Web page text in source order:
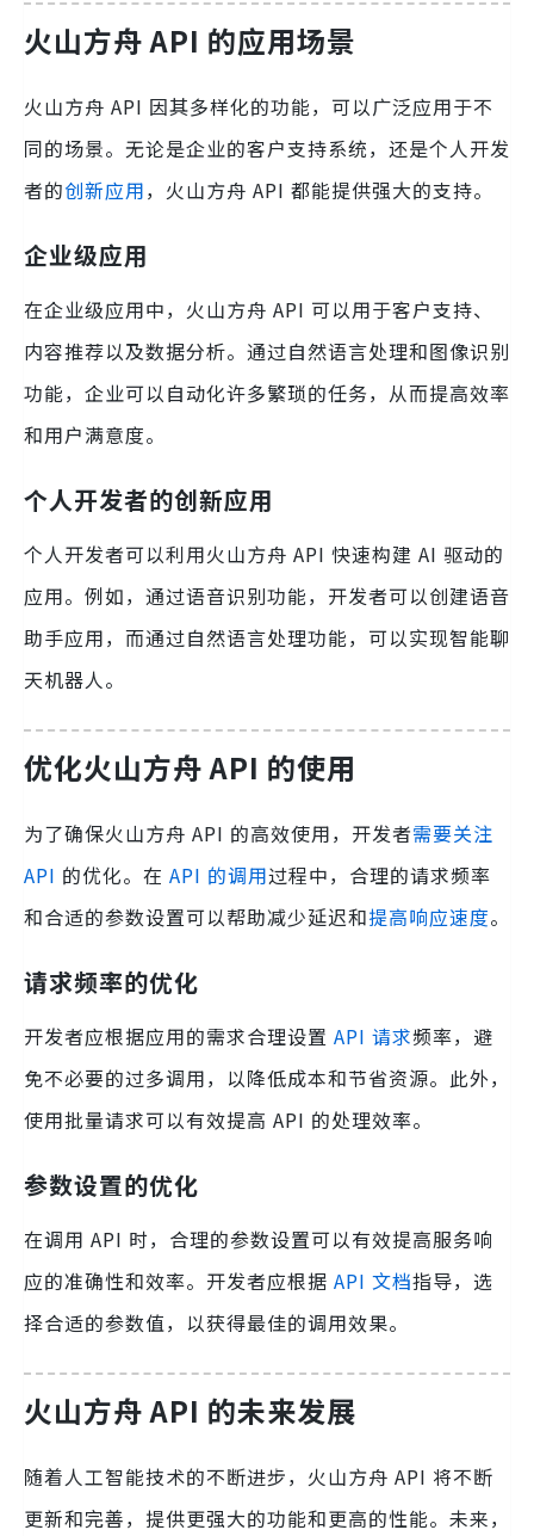
火山方舟 API 的应用场景
火山方舟 API 因其多样化的功能，可以广泛应用于不
同的场景。无论是企业的客户支持系统，还是个人开发
者的创新应用，火山方舟 API 都能提供强大的支持。
企业级应用
在企业级应用中，火山方舟 API 可以用于客户支持、
内容推荐以及数据分析。通过自然语言处理和图像识别
功能，企业可以自动化许多繁琐的任务，从而提高效率
和用户满意度。
个人开发者的创新应用
个人开发者可以利用火山方舟 API 快速构建 AI 驱动的
应用。例如，通过语音识别功能，开发者可以创建语音
助手应用，而通过自然语言处理功能，可以实现智能聊
天机器人。
优化火山方舟 API 的使用
为了确保火山方舟 API 的高效使用，开发者需要关注
API 的优化。在 API 的调用过程中，合理的请求频率
和合适的参数设置可以帮助减少延迟和提高响应速度。
请求频率的优化
开发者应根据应用的需求合理设置 API 请求频率，避
免不必要的过多调用，以降低成本和节省资源。此外，
使用批量请求可以有效提高 API 的处理效率。
参数设置的优化
在调用 API 时，合理的参数设置可以有效提高服务响
应的准确性和效率。开发者应根据 API 文档指导，选
择合适的参数值，以获得最佳的调用效果。
火山方舟 API 的未来发展
随着人工智能技术的不断进步，火山方舟 API 将不断
更新和完善，提供更强大的功能和更高的性能。未来，